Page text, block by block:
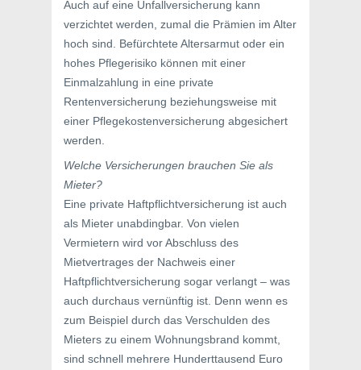
Auch auf eine Unfallversicherung kann
verzichtet werden, zumal die Prämien im Alter
hoch sind. Befürchtete Altersarmut oder ein
hohes Pflegerisiko können mit einer
Einmalzahlung in eine private
Rentenversicherung beziehungsweise mit
einer Pflegekostenversicherung abgesichert
werden.
Welche Versicherungen brauchen Sie als
Mieter?
Eine private Haftpflichtversicherung ist auch
als Mieter unabdingbar. Von vielen
Vermietern wird vor Abschluss des
Mietvertrages der Nachweis einer
Haftpflichtversicherung sogar verlangt – was
auch durchaus vernünftig ist. Denn wenn es
zum Beispiel durch das Verschulden des
Mieters zu einem Wohnungsbrand kommt,
sind schnell mehrere Hunderttausend Euro